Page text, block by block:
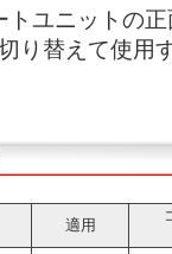
トユニットの
り替えて使用
適用